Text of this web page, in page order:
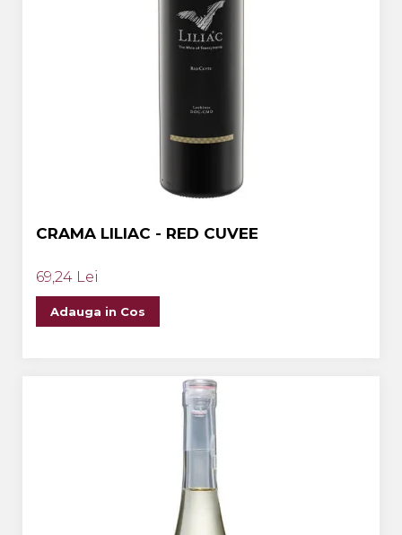
CRAMA LILIAC - RED CUVEE
69,24 Lei
Adauga in Cos